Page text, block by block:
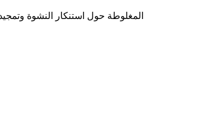
المغلوطة حول استنكار النشوة